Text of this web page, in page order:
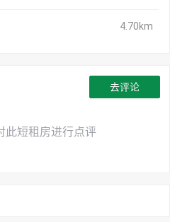
4.70km
此短租房进行点评
去评论